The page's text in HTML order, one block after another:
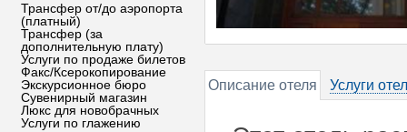
Трансфер от/до аэропорта
(платный)
Трансфер (за
дополнительную плату)
Услуги по продаже билетов
Факс/Ксерокопирование
Экскурсионное бюро
Сувенирный магазин
Люкс для новобрачных
Услуги по глажению
Описание отеля Услуги